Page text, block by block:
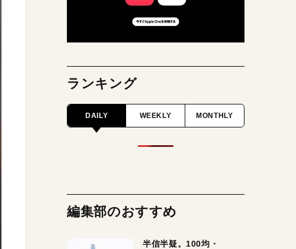
ランキング
DAILY WEEKLY MONTHLY
編集部のおすすめ
半信半疑。100均・